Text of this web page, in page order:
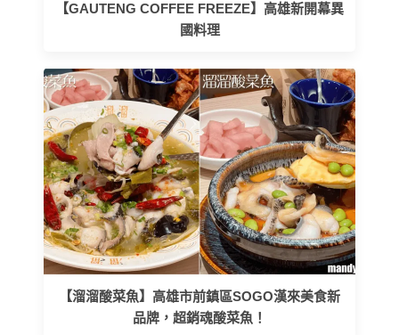
【GAUTENG COFFEE FREEZE】高雄新開幕異
國料理
【溜溜酸菜魚】高雄市前鎮區SOGO漢來美食新
品牌，超銷魂酸菜魚！